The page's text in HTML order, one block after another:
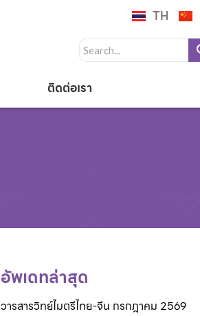
TH
ติดต่อเรา
อัพเดทล่าสุด
วารสารวิทย์ไมตรีไทย-จีน กรกฎาคม 2569